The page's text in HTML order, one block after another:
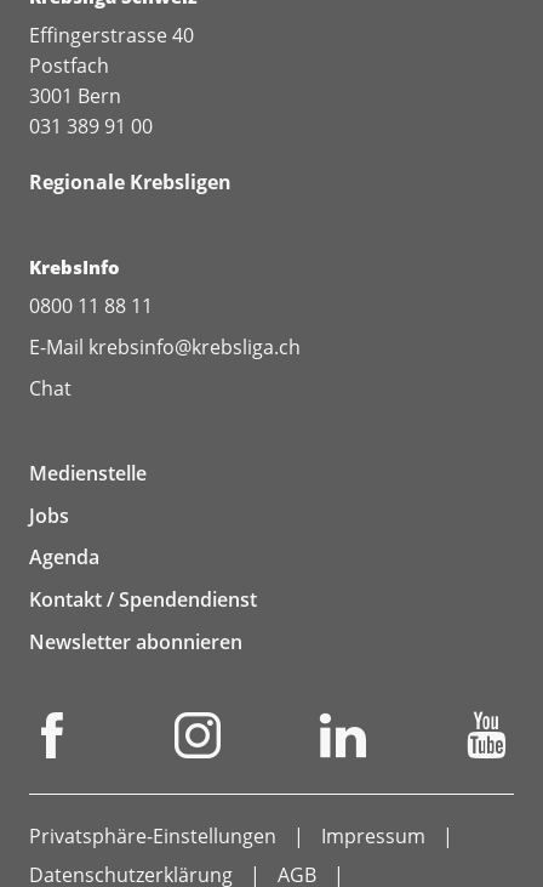
Effingerstrasse 40
Postfach
3001 Bern
031 389 91 00
Regionale Krebsligen
KrebsInfo
0800 11 88 11
E-Mail krebsinfo@krebsliga.ch
Chat
Medienstelle
Jobs
Agenda
Kontakt / Spendendienst
Newsletter abonnieren
Privatsphäre-Einstellungen
Impressum
Datenschutzerklärung
AGB